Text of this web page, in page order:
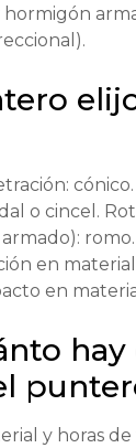
o cincel.
en material
en
hay
y horas